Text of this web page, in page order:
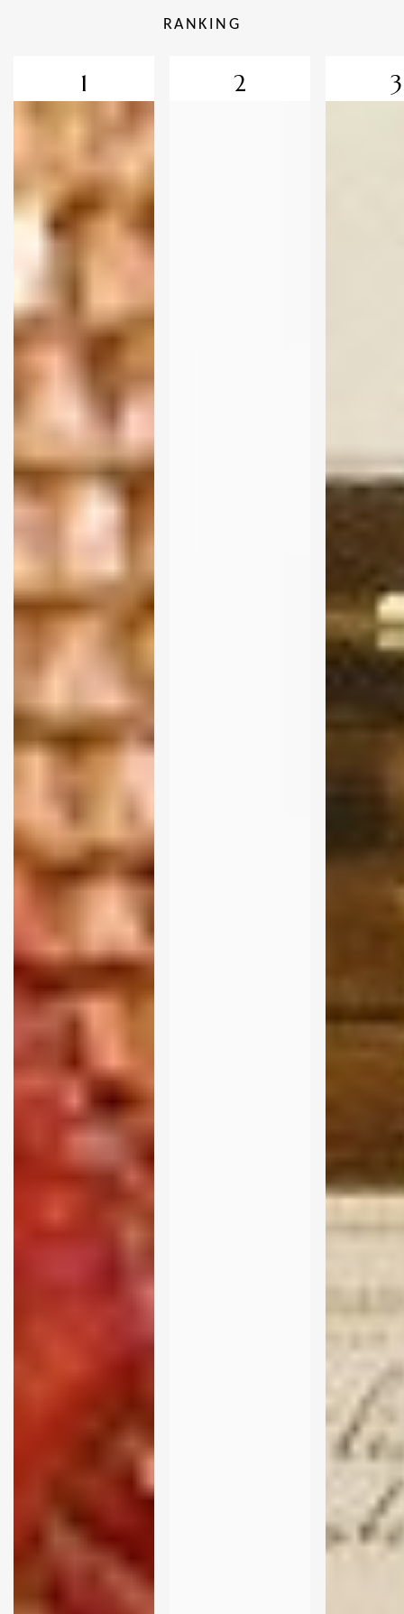
RANKING
1 2 3